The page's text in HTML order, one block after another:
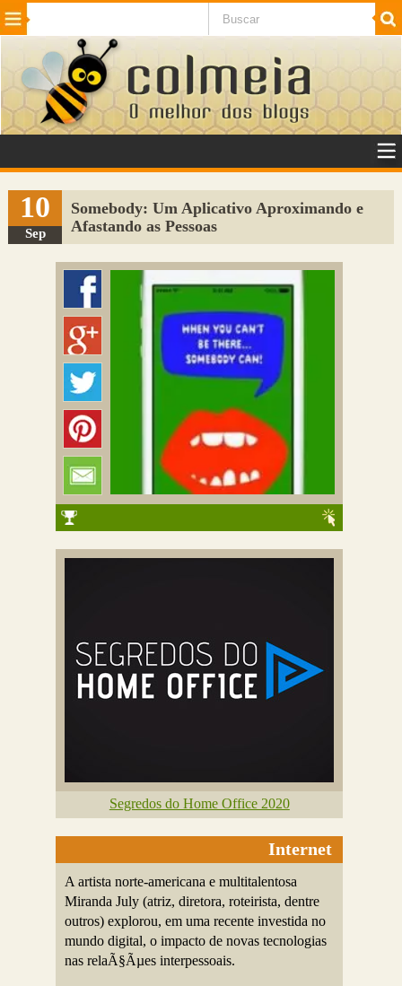
Beleza Cinema e TV
Internet Jogos NotÃ­cias SaÃºde
VeÃ­culos Adulto
Sugerir Link
Adicionar Blog
Colmeia Exchange
10
Sep
Somebody: Um Aplicativo Aproximando e
Afastando as Pessoas
Segredos do Home Office 2020
Internet
A artista norte-americana e multitalentosa
Miranda July (atriz, diretora, roteirista, dentre
outros) explorou, em uma recente investida no
mundo digital, o impacto de novas tecnologias
nas relaÃ§Ãµes interpessoais.